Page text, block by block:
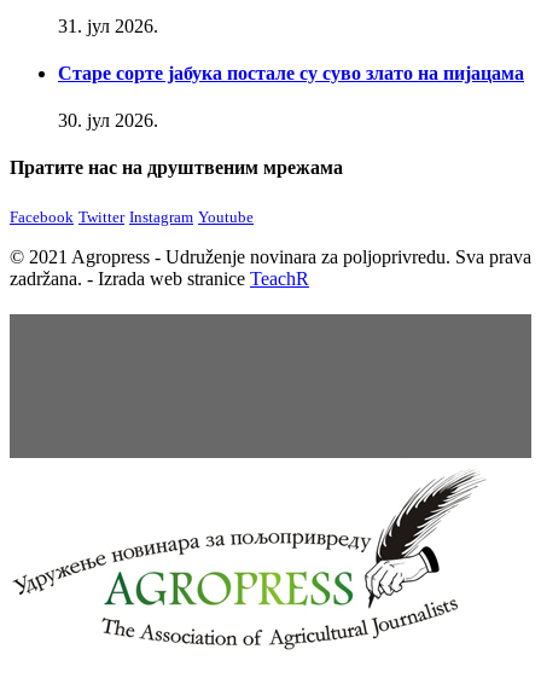
31. јул 2026.
Старе сорте јабука постале су суво злато на пијацама
30. јул 2026.
Пратите нас на друштвеним мрежама
Facebook Twitter Instagram Youtube
© 2021 Agropress - Udruženje novinara za poljoprivredu. Sva prava
zadržana. - Izrada web stranice TeachR